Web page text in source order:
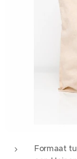
Formaat